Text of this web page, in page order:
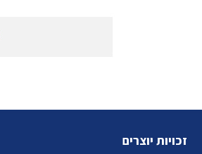
זכויות יוצרים